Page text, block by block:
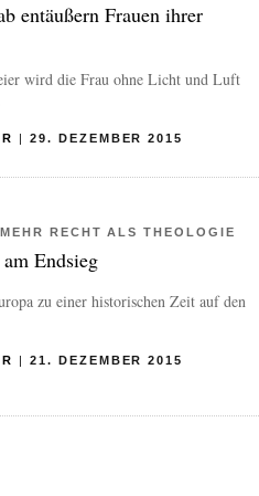
entäußern Frauen ihrer
wird die Frau ohne Licht und Luft
| 29. DEZEMBER 2015
RECHT ALS THEOLOGIE
Endsieg
zu einer historischen Zeit auf den
| 21. DEZEMBER 2015